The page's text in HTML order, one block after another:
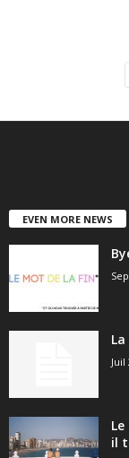
EVEN MORE NEWS
Juil
il